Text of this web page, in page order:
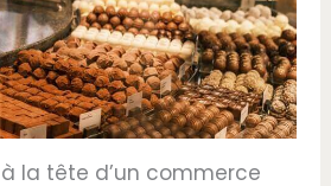
la tête d’un commerce